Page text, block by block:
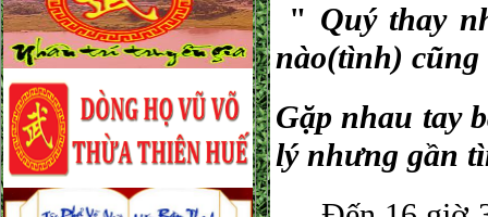
" Quý thay
nào(tình)
Gặp nhau tay
lý nhưng gần